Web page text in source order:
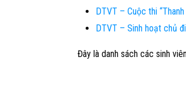
DTVT – Cuộc thi
DTVT – Sinh hoạt chủ
Đây là danh sách các sinh